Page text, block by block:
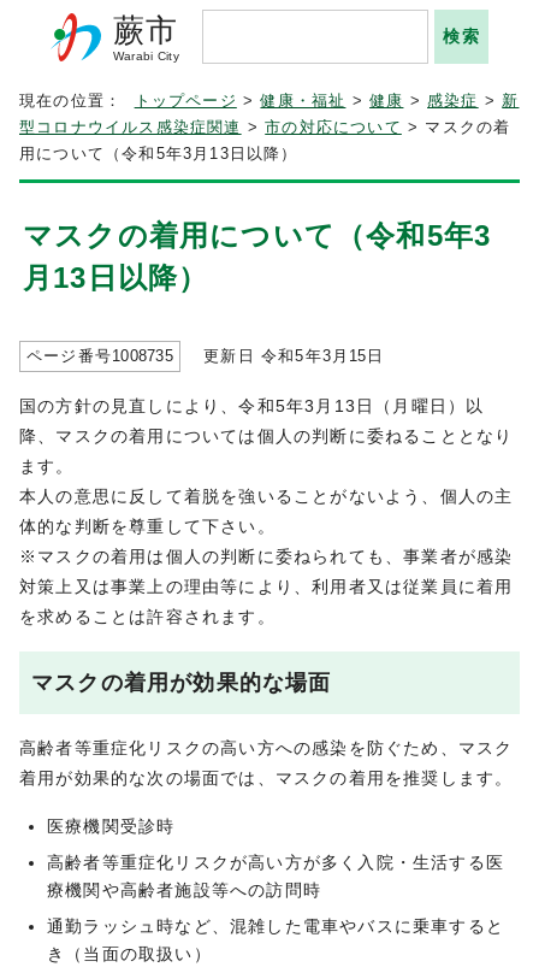
蕨市
Warabi City
現在の位置： トップページ >健康・福祉 >健康 >感染症 > 新
型コロナウイルス感染症関連 >市の対応について > マスクの着
用について（令和5年3月13日以降）
マスクの着用について（令和5年3
月13日以降）
ページ番号1008735 更新日 令和5年3月 15 日
国の方針の見直しにより、令和5年3月13日（月曜日）以
降、マスクの着用については個人の判断に委ねることとなり
ます。
本人の意思に反して着脱を強いることがないよう、個人の主
体的な判断を尊重して下さい。
※マスクの着用は個人の判断に委ねられても、事業者が感染
対策上又は事業上の理由等により、利用者又は従業員に着用
を求めることは許容されます。
マスクの着用が効果的な場面
高齢者等重症化リスクの高い方への感染を防ぐため、マスク
着用が効果的な次の場面では、マスクの着用を推奨します。
医療機関受診時
高齢者等重症化リスクが高い方が多く入院・生活する医
療機関や高齢者施設等への訪問時
通勤ラッシュ時など、混雑した電車やバスに乗車すると
き（当面の取扱い）